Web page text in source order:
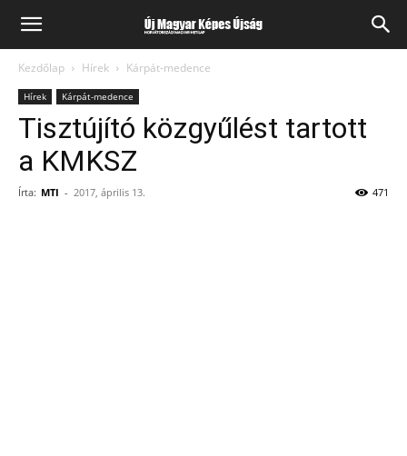
Kezdőlap Hírek Kárpát-medence
Hírek Kárpát-medence
Tisztújító közgyűlést tartott
a KMKSZ
Írta: MTI - 2017, április 13. 471